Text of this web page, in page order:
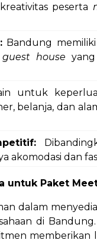
peserta
Bandung memiliki
guest house
untuk
belanja, dan
akomodasi dan
untuk Paket
dalam
di
memberikan